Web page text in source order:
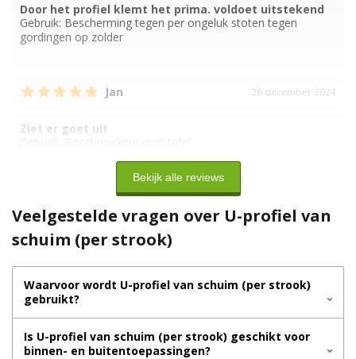
Door het profiel klemt het prima. voldoet uitstekend
Gebruik: Bescherming tegen per ongeluk stoten tegen
gordingen op zolder
Jan 28 december 2024
Ziet er goet uit
Bekijk alle reviews
Veelgestelde vragen over U-profiel van
schuim (per strook)
Waarvoor wordt U-profiel van schuim (per strook)
gebruikt?
Is U-profiel van schuim (per strook) geschikt voor
binnen- en buitentoepassingen?